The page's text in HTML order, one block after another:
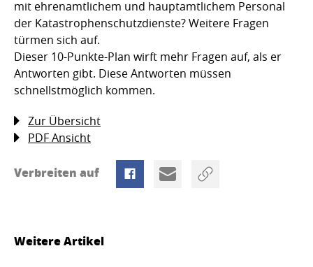
mit ehrenamtlichem und hauptamtlichem Personal
der Katastrophenschutzdienste? Weitere Fragen
türmen sich auf.
Dieser 10-Punkte-Plan wirft mehr Fragen auf, als er
Antworten gibt. Diese Antworten müssen
schnellstmöglich kommen.
Zur Übersicht
PDF Ansicht
Verbreiten auf
Weitere Artikel